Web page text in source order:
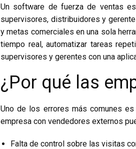
Un software de fuerza de ventas
supervisores, distribuidores y
y metas comerciales en una sola
tiempo real, automatizar tareas
supervisores y gerentes con una
¿Por qué las
Uno de los errores más comunes
empresa con vendedores externos
Falta de control sobre las visitas